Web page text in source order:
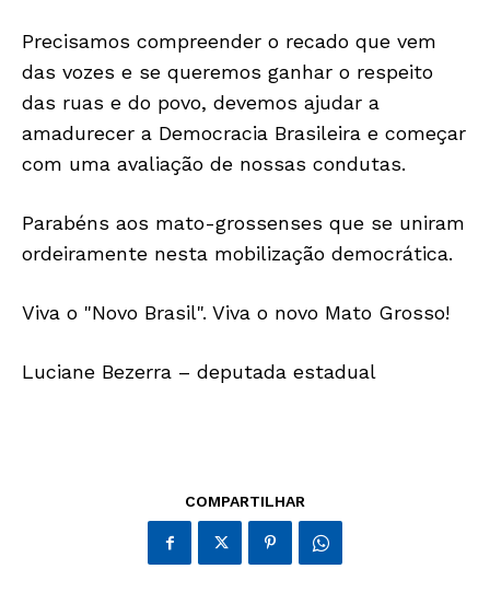
Precisamos compreender o recado que vem
das vozes e se queremos ganhar o respeito
das ruas e do povo, devemos ajudar a
amadurecer a Democracia Brasileira e começar
com uma avaliação de nossas condutas.
Parabéns aos mato-grossenses que se uniram
ordeiramente nesta mobilização democrática.
Viva o "Novo Brasil". Viva o novo Mato Grosso!
Luciane Bezerra – deputada estadual
COMPARTILHAR